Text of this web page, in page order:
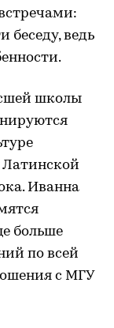
беседу, ведь
школы
Латинской
Иванна
больше
по всей
с МГУ